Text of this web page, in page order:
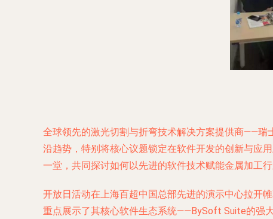
全球领先的激光切割与折弯技术解决方案提供商——瑞
沿趋势，特别将核心议题锁定在软件开发的创新与应
一堂，共同探讨如何以先进的软件技术赋能金属加工行
开放日活动在上海百超中国总部先进的演示中心拉开
重点展示了其核心软件生态系统——BySoft Suite的强